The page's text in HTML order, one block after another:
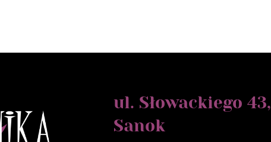
ul. Słowackiego 43,
Sanok